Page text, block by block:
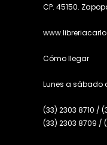
CP. 45150.
Cómo llegar
Lunes a sábado
(33) 2303 8710 /
(33) 2303 8709 /